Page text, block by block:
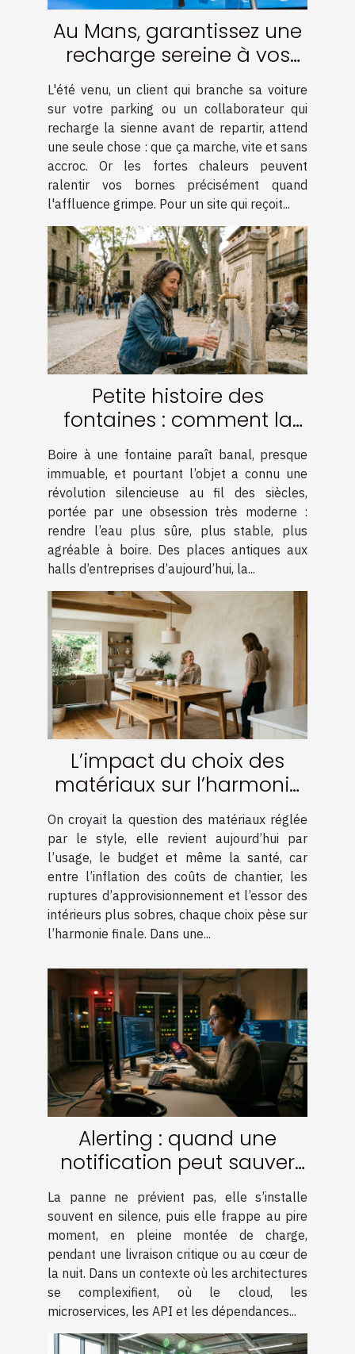
Au Mans, garantissez une
recharge sereine à vos
clients et collaborateurs
sur vos bornes malgré les
pics de chaleur !
L'été venu, un client qui branche sa voiture
sur votre parking ou un collaborateur qui
recharge la sienne avant de repartir, attend
une seule chose : que ça marche, vite et sans
accroc. Or les fortes chaleurs peuvent
ralentir vos bornes précisément quand
l'affluence grimpe. Pour un site qui reçoit...
Petite histoire des
fontaines : comment la
filtration a tout changé
Boire à une fontaine paraît banal, presque
immuable, et pourtant l’objet a connu une
révolution silencieuse au fil des siècles,
portée par une obsession très moderne :
rendre l’eau plus sûre, plus stable, plus
agréable à boire. Des places antiques aux
halls d’entreprises d’aujourd’hui, la...
L’impact du choix des
matériaux sur l’harmonie
d’une rénovation réussie
On croyait la question des matériaux réglée
par le style, elle revient aujourd’hui par
l’usage, le budget et même la santé, car
entre l’inflation des coûts de chantier, les
ruptures d’approvisionnement et l’essor des
intérieurs plus sobres, chaque choix pèse sur
l’harmonie finale. Dans une...
Alerting : quand une
notification peut sauver
votre infrastructure
La panne ne prévient pas, elle s’installe
souvent en silence, puis elle frappe au pire
moment, en pleine montée de charge,
pendant une livraison critique ou au cœur de
la nuit. Dans un contexte où les architectures
se complexifient, où le cloud, les
microservices, les API et les dépendances...